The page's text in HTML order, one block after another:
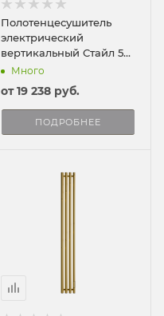
Полотенцесушитель
электрический
вертикальный Стайл 5
120/23
Много
от19 238 руб.
ПОДРОБНЕЕ